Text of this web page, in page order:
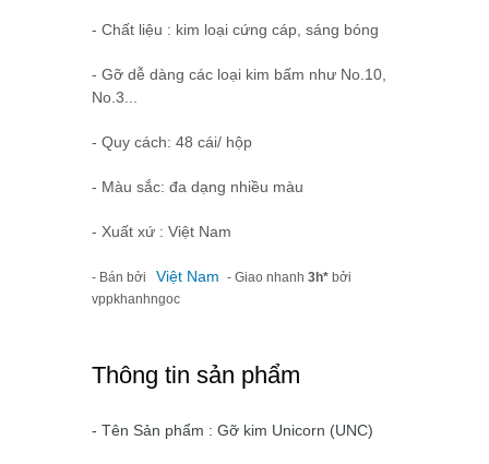
- Chất liệu : kim loại cứng cáp, sáng bóng
- Gỡ dễ dàng các loại kim bấm như No.10,
No.3...
- Quy cách: 48 cái/ hộp
- Màu sắc: đa dạng nhiều màu
- Xuất xứ : Việt Nam
- Bán bởi Việt Nam - Giao nhanh 3h* bởi
vppkhanhngoc
Thông tin sản phẩm
- Tên Sản phẩm : Gỡ kim Unicorn (UNC)